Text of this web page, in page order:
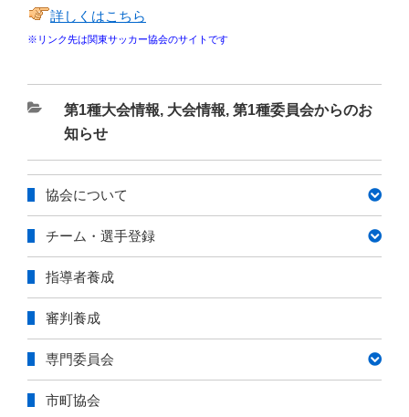
詳しくはこちら
※リンク先は関東サッカー協会のサイトです
カ
テ
ゴ
ー
第1種大会情報, 大会情報, 第1種委員会からのお
知らせ
協会について
チーム・選手登録
指導者養成
審判養成
専門委員会
市町協会